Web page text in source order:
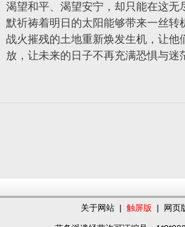
渴望和平、渴望安宁，却只能在这无
默祈祷着明日的太阳能够带来一丝转
战火摧残的土地重新焕发生机，让他
放，让未来的日子不再充满恐惧与
关于网站 | 触屏版 | 网页